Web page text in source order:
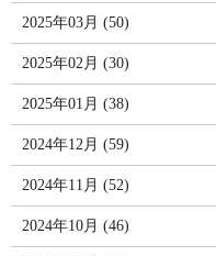
2025年03月 (50)
2025年02月 (30)
2025年01月 (38)
2024年12月 (59)
2024年11月 (52)
2024年10月 (46)